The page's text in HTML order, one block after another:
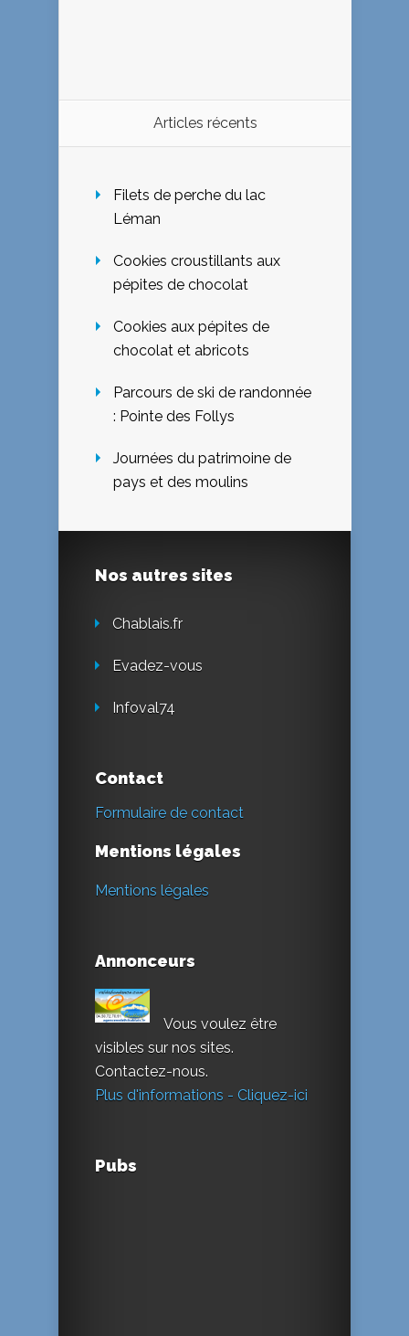
Articles récents
Filets de perche du lac
Léman
Cookies croustillants aux
pépites de chocolat
Cookies aux pépites de
chocolat et abricots
Parcours de ski de randonnée
: Pointe des Follys
Journées du patrimoine de
pays et des moulins
Nos autres sites
Chablais.fr
Evadez-vous
Infoval74
Contact
Formulaire de contact
Mentions légales
Mentions légales
Annonceurs
Vous voulez être
visibles sur nos sites.
Contactez-nous.
Plus d'informations - Cliquez-ici
Pubs